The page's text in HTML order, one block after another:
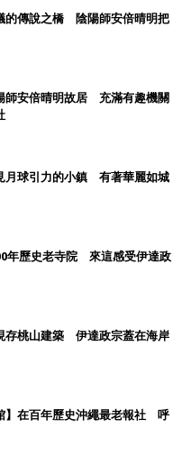
的傳說之橋 陰陽師安倍晴明把
師安倍晴明故居 充滿有趣機關
月球引力的小鎮 有著華麗如城
年歷史老寺院 來這感受伊達政
存桃山建築 伊達政宗蓋在海岸
】在百年歷史沖繩最老報社 呼